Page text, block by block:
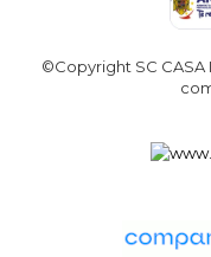
©Copyright SC CASA